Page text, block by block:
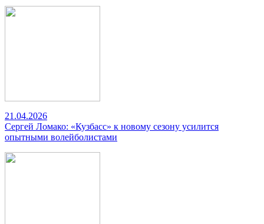
21.04.2026
Сергей Ломако: «Кузбасс» к новому сезону усилится
опытными волейболистами